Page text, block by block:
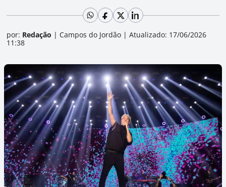
por: Redação | Campos do Jordão | Atualizado: 17/06/2026
11:38